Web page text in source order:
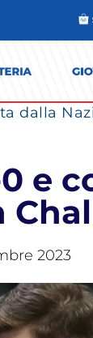
dalla
e
2023